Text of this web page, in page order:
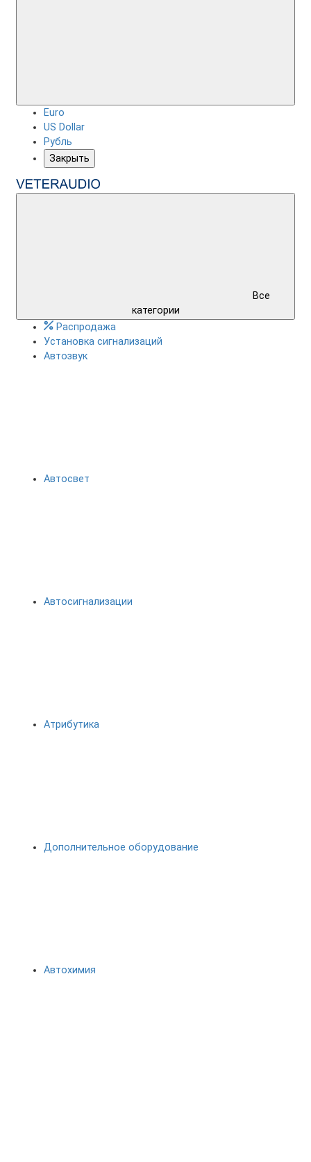
Euro
US Dollar
Рубль
Закрыть
Все
категории
Распродажа
Установка сигнализаций
Автозвук
Автосвет
Автосигнализации
Атрибутика
Дополнительное оборудование
Автохимия